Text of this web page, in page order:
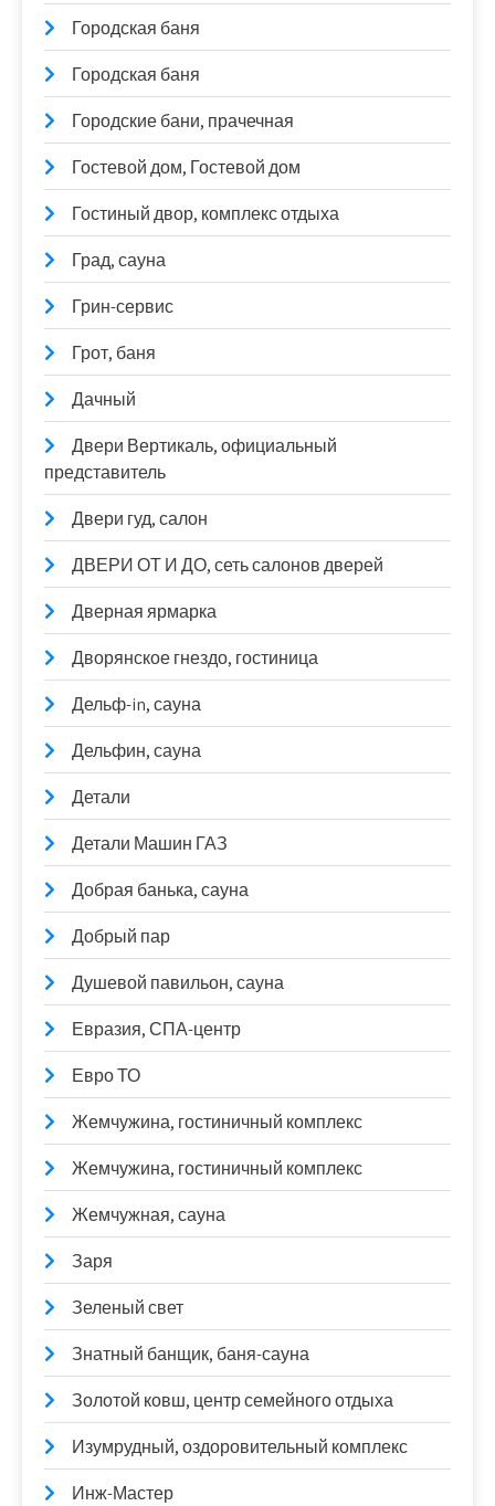
Городская баня
Городская баня
Городские бани, прачечная
Гостевой дом, Гостевой дом
Гостиный двор, комплекс отдыха
Град, сауна
Грин-сервис
Грот, баня
Дачный
Двери Вертикаль, официальный
представитель
Двери гуд, салон
ДВЕРИ ОТ И ДО, сеть салонов дверей
Дверная ярмарка
Дворянское гнездо, гостиница
Дельф-in, сауна
Дельфин, сауна
Детали
Детали Машин ГАЗ
Добрая банька, сауна
Добрый пар
Душевой павильон, сауна
Евразия, СПА-центр
Евро ТО
Жемчужина, гостиничный комплекс
Жемчужина, гостиничный комплекс
Жемчужная, сауна
Заря
Зеленый свет
Знатный банщик, баня-сауна
Золотой ковш, центр семейного отдыха
Изумрудный, оздоровительный комплекс
Инж-Мастер